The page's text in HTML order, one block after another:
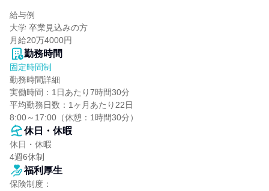
給与例
大学 卒業見込みの方
月給20万4000円
勤務時間
固定時間制
勤務時間詳細
実働時間：1日あたり7時間30分
平均勤務日数：1ヶ月あたり22日
8:00～17:00（休憩：1時間30分）
休日・休暇
休日・休暇
4週6休制
福利厚生
保険制度：